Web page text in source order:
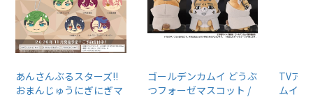
あんさんぶるスターズ!!
おまんじゅうにぎにぎマ
ゴールデンカムイ どうぶ
つフォーゼマスコット /
TVア
ムイ』